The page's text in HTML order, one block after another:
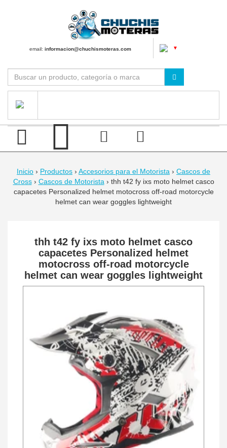
Inicio › Productos › Accesorios para el Motorista › Cascos de
Cross› Cascos de Motorista › thh t42 fy ixs moto helmet casco
capacetes Personalized helmet motocross off-road motorcycle
helmet can wear goggles lightweight
thh t42 fy ixs moto helmet casco
capacetes Personalized helmet
motocross off-road motorcycle
helmet can wear goggles lightweight
email:informacion@chuchismoteras.com ▼